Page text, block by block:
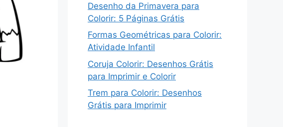
Desenho da Primavera para
Colorir: 5 Páginas Grátis
Formas Geométricas para Colorir:
Atividade Infantil
Coruja Colorir: Desenhos Grátis
para Imprimir e Colorir
Trem para Colorir: Desenhos
Grátis para Imprimir